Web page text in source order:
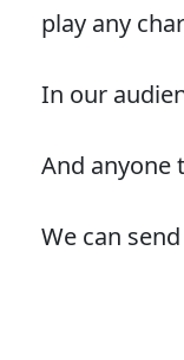
play any
In our
And anyone
We can